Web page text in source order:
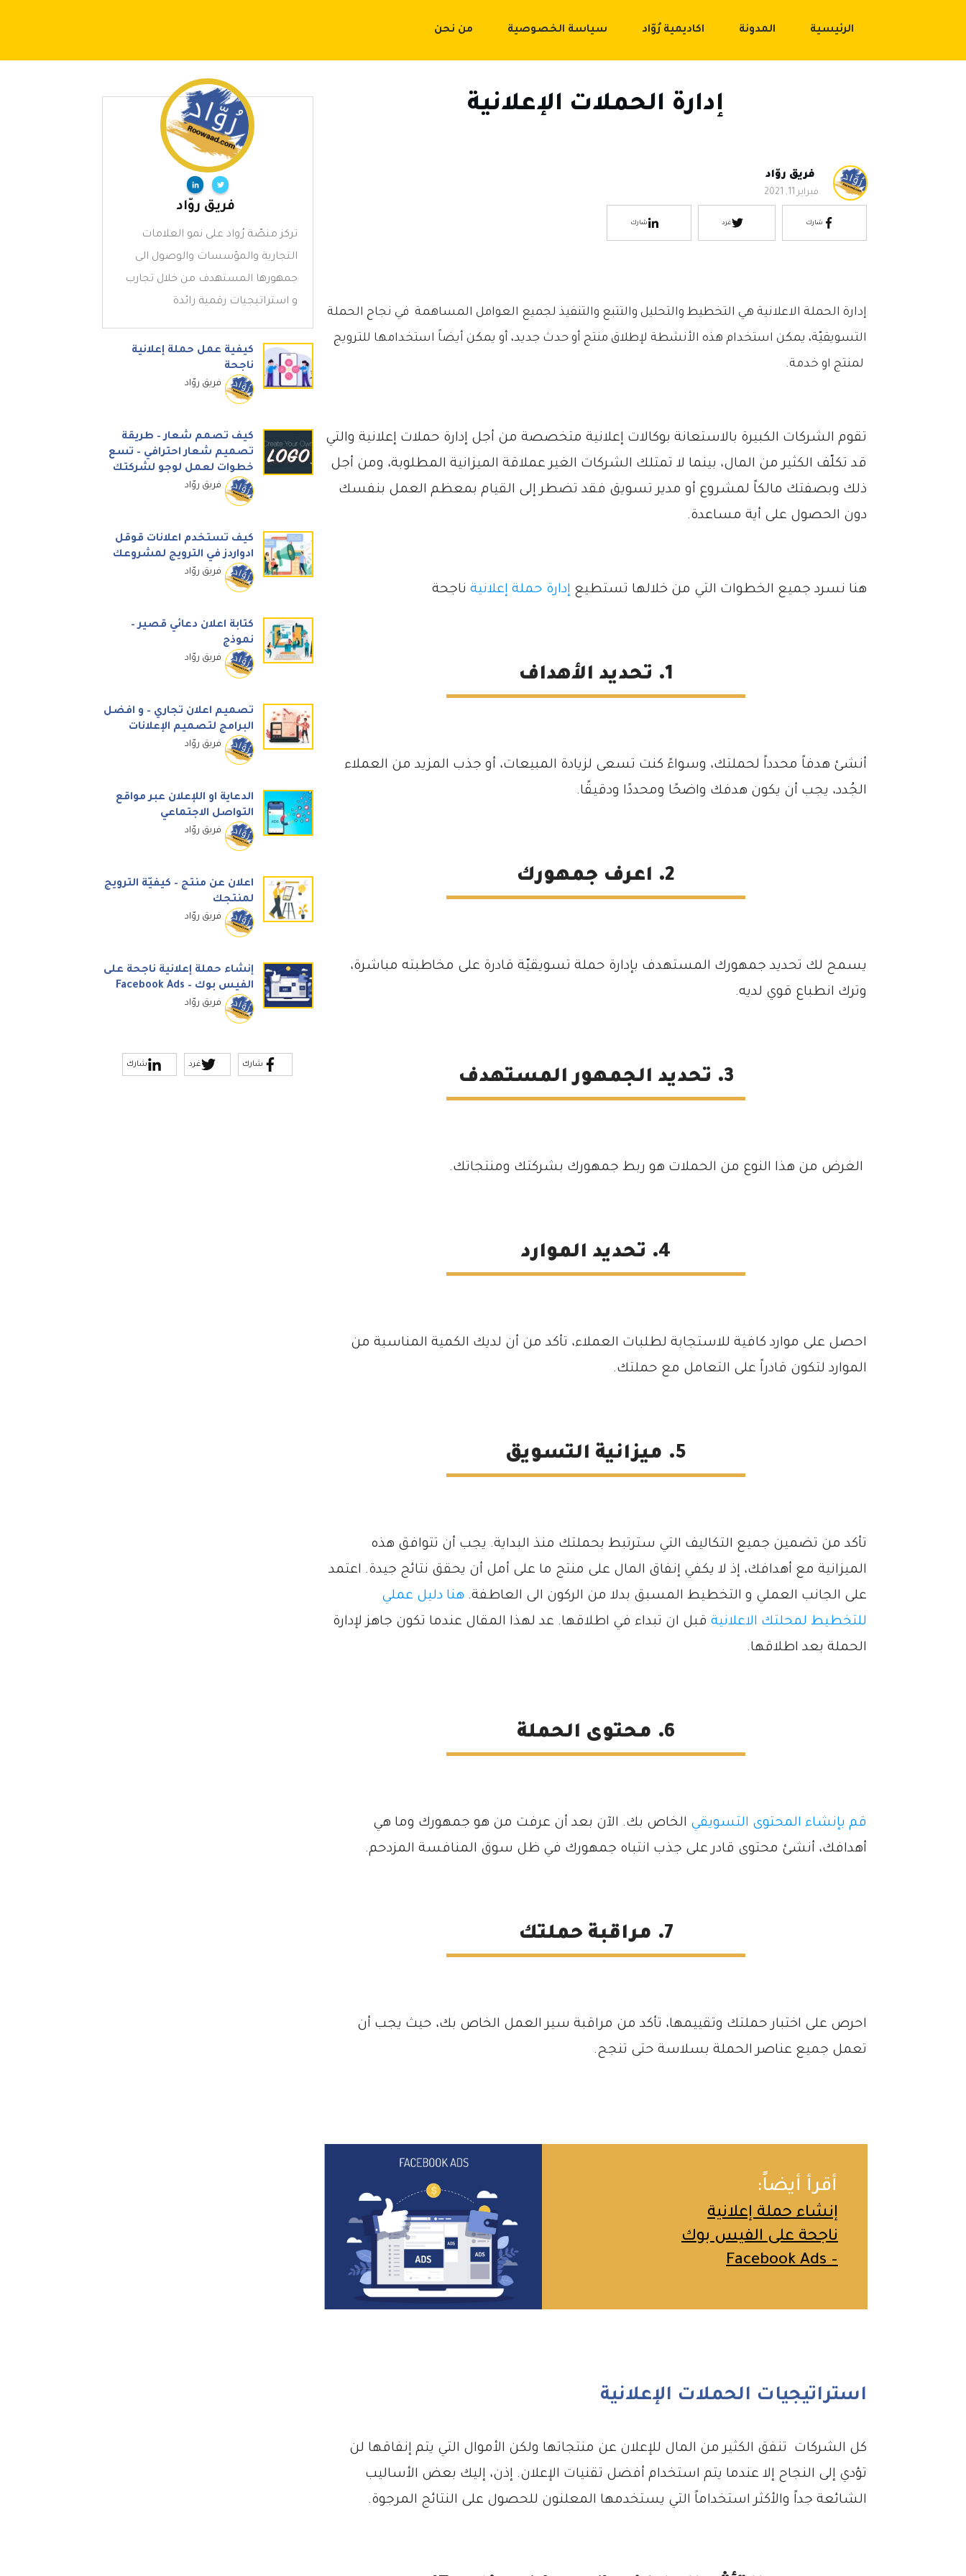
الرئيسية المدونة اكاديمية رُوّاد سياسة الخصوصية من نحن
إدارة الحملات الإعلانية
فريق روّاد
فبراير 11, 2021
شارك غرد شارك
إدارة الحملة الاعلانية هي التخطيط والتحليل والتتبع والتنفيذ لجميع العوامل المساهمة في نجاح الحملة
التسويقيّة، يمكن استخدام هذه الأنشطة لإطلاق منتج أو حدث جديد، أو يمكن أيضاً استخدامها للترويج
لمنتج او خدمة.
تقوم الشركات الكبيرة بالاستعانة بوكالات إعلانية متخصصة من أجل إدارة حملات إعلانية والتي
قد تكلّف الكثير من المال، بينما لا تمتلك الشركات الغير عملاقة الميزانية المطلوبة، ومن أجل
ذلك وبصفتك مالكاً لمشروع أو مدير تسويق فقد تضطر إلى القيام بمعظم العمل بنفسك
دون الحصول على أية مساعدة.
هنا نسرد جميع الخطوات التي من خلالها تستطيع إدارة حملة إعلانية ناجحة
1. تحديد الأهداف
أنشئ هدفاً محدداً لحملتك، وسواءً كنت تسعى لزيادة المبيعات، أو جذب المزيد من العملاء
الجُدد، يجب أن يكون هدفك واضحًا ومحددًا ودقيقًا.
2. اعرف جمهورك
يسمح لك تحديد جمهورك المستهدف بإدارة حملة تسويقيّة قادرة على مخاطبته مباشرة،
وترك انطباع قوي لديه.
3. تحديد الجمهور المستهدف
الغرض من هذا النوع من الحملات هو ربط جمهورك بشركتك ومنتجاتك.
4. تحديد الموارد
احصل على موارد كافية للاستجابة لطلبات العملاء، تأكد من أن لديك الكمية المناسبة من
الموارد لتكون قادراً على التعامل مع حملتك.
5. ميزانية التسويق
تأكد من تضمين جميع التكاليف التي سترتبط بحملتك منذ البداية. يجب أن تتوافق هذه
الميزانية مع أهدافك، إذ لا يكفي إنفاق المال على منتج ما على أمل أن يحقق نتائج جيدة. اعتمد
على الجانب العملي و التخطيط المسبق بدلا من الركون الى العاطفة. هنا دليل عملي
للتخطيط لمحلتك الاعلانية قبل ان تبداء في اطلاقها. عد لهذا المقال عندما تكون جاهز لإدارة
الحملة بعد اطلاقها.
6. محتوى الحملة
قم بإنشاء المحتوى التسويقي الخاص بك. الآن بعد أن عرفت من هو جمهورك وما هي
أهدافك، أنشئ محتوى قادر على جذب انتباه جمهورك في ظل سوق المنافسة المزدحم.
7. مراقبة حملتك
احرص على اختبار حملتك وتقييمها، تأكد من مراقبة سير العمل الخاص بك، حيث يجب أن
تعمل جميع عناصر الحملة بسلاسة حتى تنجح.
أقرأ أيضاً:
إنشاء حملة إعلانية
ناجحة على الفيس بوك
– Facebook Ads
استراتيجيات الحملات الإعلانية
كل الشركات تنفق الكثير من المال للإعلان عن منتجاتها ولكن الأموال التي يتم إنفاقها لن
تؤدي إلى النجاح إلا عندما يتم استخدام أفضل تقنيات الإعلان. إذن، إليك بعض الأساليب
الشائعة جداً والأكثر استخداماً التي يستخدمها المعلنون للحصول على النتائج المرجوة.
فريق روّاد
تركز منصّة رُواد على نمو العلامات
التجارية والمؤسسات والوصول الى
جمهورها المستهدف من خلال تجارب
و استراتيجيات رقمية رائدة
كيفية عمل حملة إعلانية
ناجحة
فريق روّاد
كيف تصمم شعار – طريقة
تصميم شعار احترافي – تسع
خطوات لعمل لوجو لشركتك
فريق روّاد
كيف تستخدم اعلانات قوقل
ادواردز في الترويج لمشروعك
فريق روّاد
كتابة اعلان دعائي قصير –
نموذج
فريق روّاد
تصميم اعلان تجاري – و افضل
البرامج لتصميم الإعلانات
فريق روّاد
الدعاية او اللإعلان عبر مواقع
التواصل الاجتماعي
فريق روّاد
اعلان عن منتج – كيفيّة الترويج
لمنتجك
فريق روّاد
إنشاء حملة إعلانية ناجحة على
الفيس بوك – Facebook Ads
فريق روّاد
شارك غرد شارك